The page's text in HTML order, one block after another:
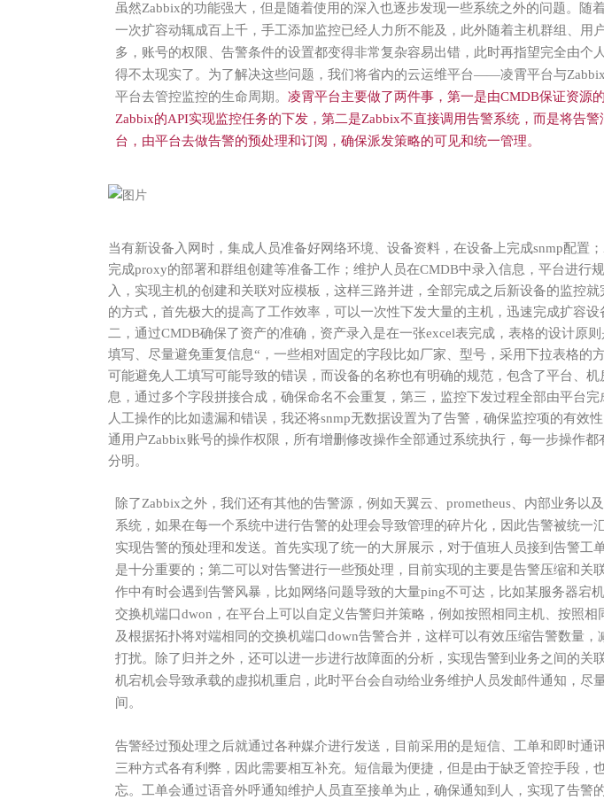
虽然Zabbix的功能强大，但是随着使用的深入也逐步发现一些系统之外的问题。随
一次扩容动辄成百上千，手工添加监控已经人力所不能及，此外随着主机群组、用
多，账号的权限、告警条件的设置都变得非常复杂容易出错，此时再指望完全由个
得不太现实了。为了解决这些问题，我们将省内的云运维平台——凌霄平台与Zabbix
平台去管控监控的生命周期。 凌霄平台主要做了两件事，第一是由CMDB保证资源
Zabbix的API实现监控任务的下发，第二是Zabbix不直接调用告警系统，而是将告警
台，由平台去做告警的预处理和订阅，确保派发策略的可见和统一管理。
当有新设备入网时，集成人员准备好网络环境、设备资料，在设备上完成snmp配置
完成proxy的部署和群组创建等准备工作；维护人员在CMDB中录入信息，平台进行
入，实现主机的创建和关联对应模板，这样三路并进，全部完成之后新设备的监控
的方式，首先极大的提高了工作效率，可以一次性下发大量的主机，迅速完成扩容
二，通过CMDB确保了资产的准确，资产录入是在一张excel表完成，表格的设计原
填写、尽量避免重复信息“，一些相对固定的字段比如厂家、型号，采用下拉表格的
可能避免人工填写可能导致的错误，而设备的名称也有明确的规范，包含了平台、
息，通过多个字段拼接合成，确保命名不会重复，第三，监控下发过程全部由平台
人工操作的比如遗漏和错误，我还将snmp无数据设置为了告警，确保监控项的有效
通用户Zabbix账号的操作权限，所有增删修改操作全部通过系统执行，每一步操作都
分明。
除了Zabbix之外，我们还有其他的告警源，例如天翼云、 prometheus、内部业务以
系统，如果在每一个系统中进行告警的处理会导致管理的碎片化，因此告警被统一
实现告警的预处理和发送。首先实现了统一的大屏展示，对于值班人员接到告警工
是十分重要的；第二可以对告警进行一些预处理，目前实现的主要是告警压缩和关
作中有时会遇到告警风暴，比如网络问题导致的大量ping不可达，比如某服务器宕
交换机端口dwon，在平台上可以自定义告警归并策略，例如按照相同主机、按照相
及根据拓扑将对端相同的交换机端口down告警合并，这样可以有效压缩告警数量，
打扰。除了归并之外，还可以进一步进行故障面的分析，实现告警到业务之间的关
机宕机会导致承载的虚拟机重启，此时平台会自动给业务维护人员发邮件通知，尽
间。
告警经过预处理之后就通过各种媒介进行发送，目前采用的是短信、工单和即时通
三种方式各有利弊，因此需要相互补充。短信最为便捷，但是由于缺乏管控手段，
忘。工单会通过语音外呼通知维护人员直至接单为止，确保通知到人，实现了告警